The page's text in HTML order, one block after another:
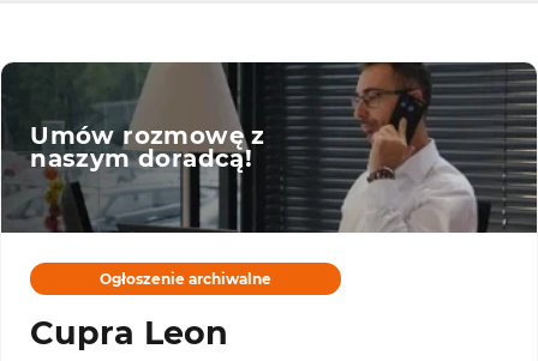
Umów rozmowę z
naszym doradcą!
Ogłoszenie archiwalne
Cupra Leon